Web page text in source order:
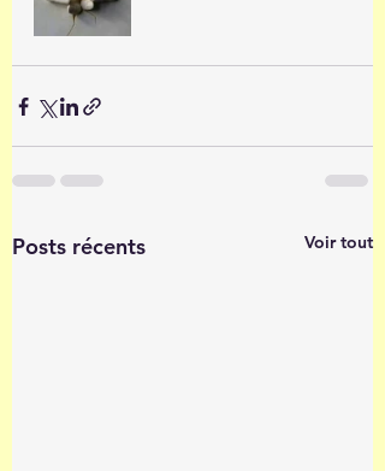
Posts récents Voir tout